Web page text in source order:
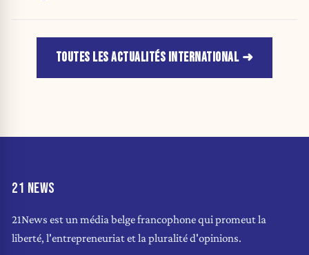
TOUTES LES ACTUALITÉS INTERNATIONAL
21 NEWS
21News est un média belge francophone qui promeut la
liberté, l'entrepreneuriat et la pluralité d'opinions.